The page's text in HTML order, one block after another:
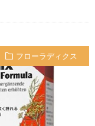
フローラディクス